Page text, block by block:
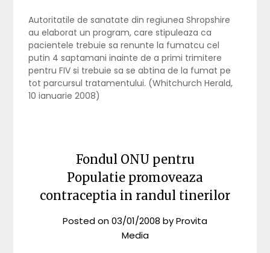
Autoritatile de sanatate din regiunea Shropshire
au elaborat un program, care stipuleaza ca
pacientele trebuie sa renunte la fumatcu cel
putin 4 saptamani inainte de a primi trimitere
pentru FIV si trebuie sa se abtina de la fumat pe
tot parcursul tratamentului. (Whitchurch Herald,
10 ianuarie 2008)
Fondul ONU pentru
Populatie promoveaza
contraceptia in randul tinerilor
Posted on03/01/2008 byProvita
Media